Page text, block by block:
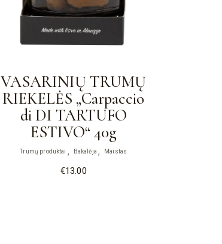
VASARINIŲ TRUMŲ
RIEKELĖS „Carpaccio
di DI TARTUFO
ESTIVO“ 40g
Trumų produktai Bakalėja Maistas
€13.00